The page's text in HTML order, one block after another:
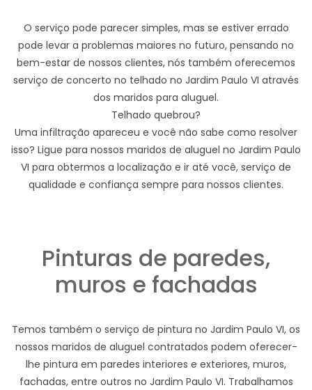
O serviço pode parecer simples, mas se estiver errado
pode levar a problemas maiores no futuro, pensando no
bem-estar de nossos clientes, nós também oferecemos
serviço de concerto no telhado no Jardim Paulo VI através
dos maridos para aluguel.
Telhado quebrou?
Uma infiltração apareceu e você não sabe como resolver
isso? Ligue para nossos maridos de aluguel no Jardim Paulo
VI para obtermos a localização e ir até você, serviço de
qualidade e confiança sempre para nossos clientes.
Pinturas de paredes,
muros e fachadas
Temos também o serviço de pintura no Jardim Paulo VI, os
nossos maridos de aluguel contratados podem oferecer-
lhe pintura em paredes interiores e exteriores, muros,
fachadas, entre outros no Jardim Paulo VI. Trabalhamos